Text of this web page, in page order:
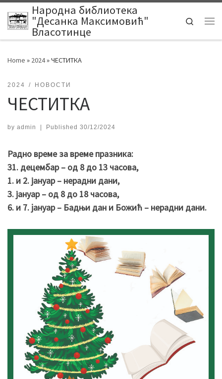
Skip to content
Народна библиотека
"Десанка Максимовић"
Власотинце
Search
Home » 2024»ЧЕСТИТКА
2024 НОВОСТИ
ЧЕСТИТКА
by admin Published 30/12/2024
Радно време за време празника:
31. децембар – од 8 до 13 часова,
1. и 2. јануар – нерадни дани,
3. јануар – од 8 до 18 часова,
6. и 7. jануар – Бадњи дан и Божић – нерадни дани.